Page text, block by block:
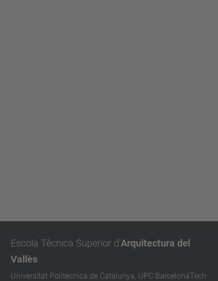
Escola Tècnica Superior d'Arquitectura del
Vallès
Universitat Politècnica de Catalunya, UPC BarcelonaTech